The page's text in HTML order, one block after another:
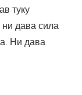
туку
дава сила
Ни дава